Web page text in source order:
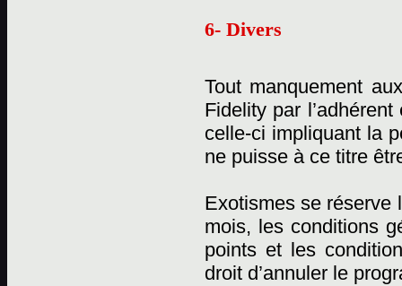
6- Divers
Tout manquement
Fidelity par
celle-ci impliquant la
ne puisse à ce titre
Exotismes se réserve
mois, les conditions
points et les
droit d’annuler le